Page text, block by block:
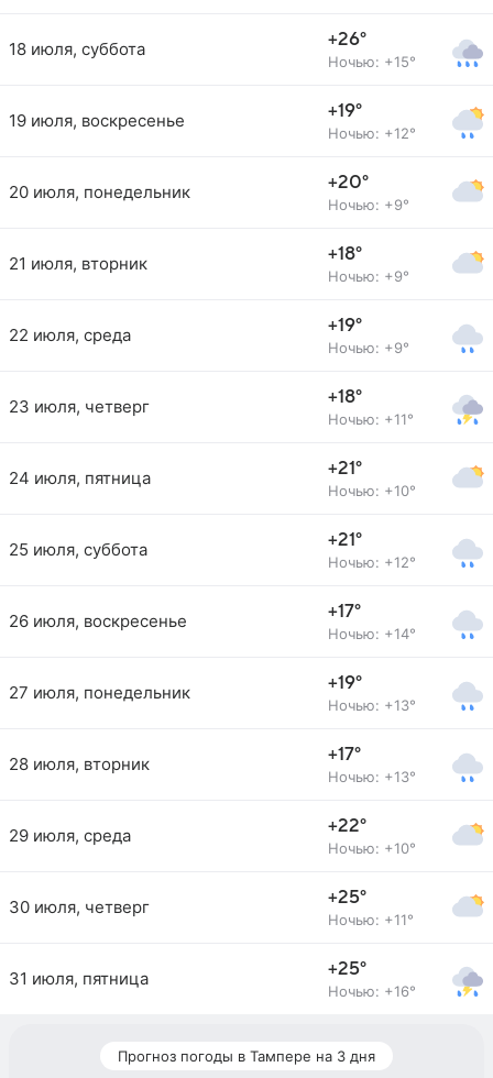
18 июля, суббота +26°
Ночью: +15°
19 июля, воскресенье +19°
Ночью: +12°
20 июля, понедельник +20°
Ночью: +9°
21 июля, вторник +18°
Ночью: +9°
22 июля, среда +19°
Ночью: +9°
23 июля, четверг +18°
Ночью: +11°
24 июля, пятница +21°
Ночью: +10°
25 июля, суббота +21°
Ночью: +12°
26 июля, воскресенье +17°
Ночью: +14°
27 июля, понедельник +19°
Ночью: +13°
28 июля, вторник +17°
Ночью: +13°
29 июля, среда +22°
Ночью: +10°
30 июля, четверг +25°
Ночью: +11°
31 июля, пятница +25°
Ночью: +16°
Прогноз погоды в Тампере на 3 дня